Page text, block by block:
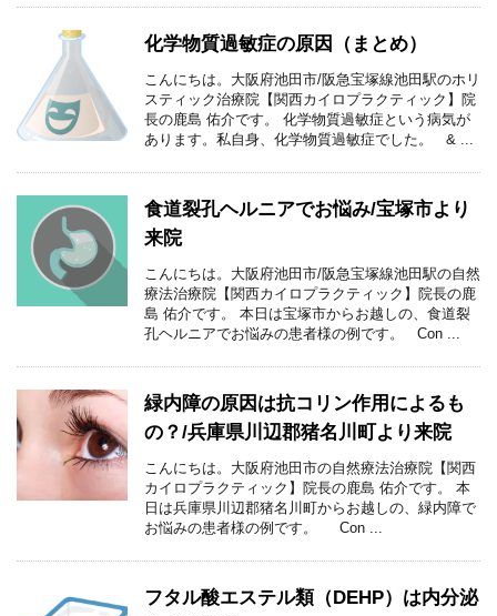
化学物質過敏症の原因（まとめ）
こんにちは。大阪府池田市/阪急宝塚線池田駅のホリ
スティック治療院【関西カイロプラクティック】院
長の鹿島 佑介です。 化学物質過敏症という病気が
あります。私自身、化学物質過敏症でした。 & ...
食道裂孔ヘルニアでお悩み/宝塚市より
来院
こんにちは。大阪府池田市/阪急宝塚線池田駅の自然
療法治療院【関西カイロプラクティック】院長の鹿
島 佑介です。 本日は宝塚市からお越しの、食道裂
孔ヘルニアでお悩みの患者様の例です。 Con ...
緑内障の原因は抗コリン作用によるも
の？/兵庫県川辺郡猪名川町より来院
こんにちは。大阪府池田市の自然療法治療院【関西
カイロプラクティック】院長の鹿島 佑介です。 本
日は兵庫県川辺郡猪名川町からお越しの、緑内障で
お悩みの患者様の例です。 Con ...
フタル酸エステル類（DEHP）は内分泌